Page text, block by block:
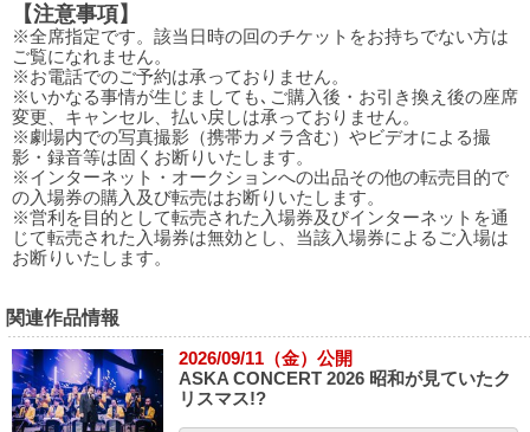
【注意事項】
※全席指定です。該当日時の回のチケットをお持ちでない方は
ご覧になれません。
※お電話でのご予約は承っておりません。
※いかなる事情が生じましても､ご購入後・お引き換え後の座席
変更、キャンセル、払い戻しは承っておりません。
※劇場内での写真撮影（携帯カメラ含む）やビデオによる撮
影・録音等は固くお断りいたします。
※インターネット・オークションへの出品その他の転売目的で
の入場券の購入及び転売はお断りいたします。
※営利を目的として転売された入場券及びインターネットを通
じて転売された入場券は無効とし、当該入場券によるご入場は
お断りいたします。
関連作品情報
2026/09/11（金）公開
ASKA CONCERT 2026 昭和が見ていたク
リスマス!?